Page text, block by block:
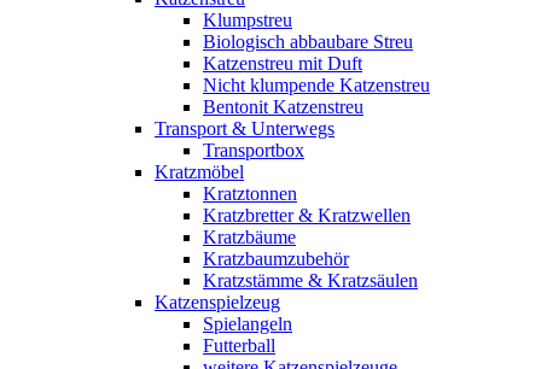
Klumpstreu
Biologisch abbaubare Streu
Katzenstreu mit Duft
Nicht klumpende Katzenstreu
Bentonit Katzenstreu
Transport & Unterwegs
Transportbox
Kratzmöbel
Kratztonnen
Kratzbretter & Kratzwellen
Kratzbäume
Kratzbaumzubehör
Kratzstämme & Kratzsäulen
Katzenspielzeug
Spielangeln
Futterball